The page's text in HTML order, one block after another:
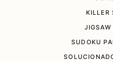
KILLER
JIGSAW
SUDOKU